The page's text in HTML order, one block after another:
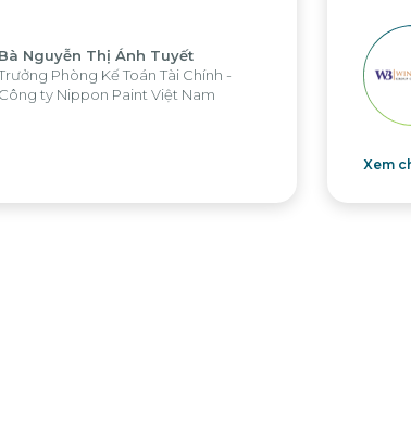
Ông Aung Myint Oo
CFO Win Brothers Group